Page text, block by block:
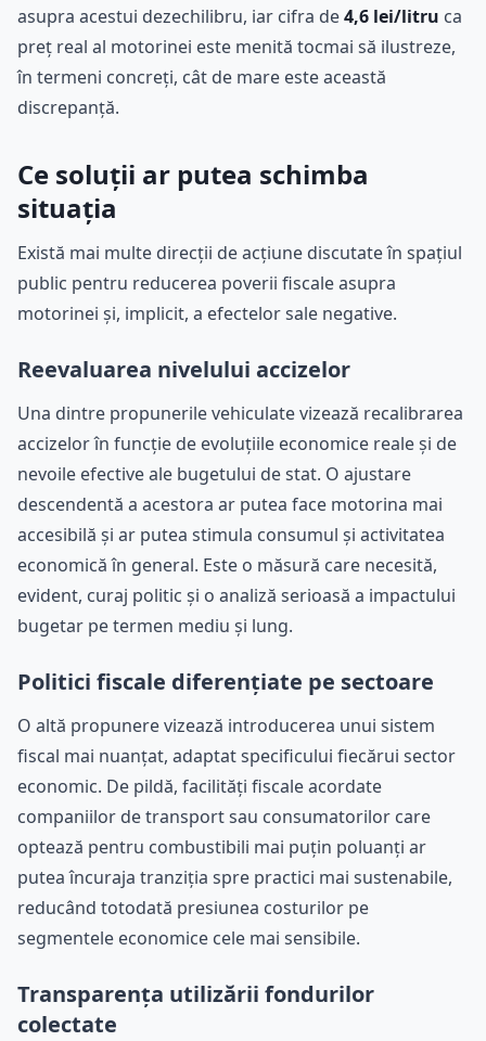
asupra acestui dezechilibru, iar cifra de4,6 lei/litru ca
preț real al motorinei este menită tocmai să ilustreze,
în termeni concreți, cât de mare este această
discrepanță.
Ce soluții ar putea schimba
situația
Există mai multe direcții de acțiune discutate în spațiul
public pentru reducerea poverii fiscale asupra
motorinei și, implicit, a efectelor sale negative.
Reevaluarea nivelului accizelor
Una dintre propunerile vehiculate vizează recalibrarea
accizelor în funcție de evoluțiile economice reale și de
nevoile efective ale bugetului de stat. O ajustare
descendentă a acestora ar putea face motorina mai
accesibilă și ar putea stimula consumul și activitatea
economică în general. Este o măsură care necesită,
evident, curaj politic și o analiză serioasă a impactului
bugetar pe termen mediu și lung.
Politici fiscale diferențiate pe sectoare
O altă propunere vizează introducerea unui sistem
fiscal mai nuanțat, adaptat specificului fiecărui sector
economic. De pildă, facilități fiscale acordate
companiilor de transport sau consumatorilor care
optează pentru combustibili mai puțin poluanți ar
putea încuraja tranziția spre practici mai sustenabile,
reducând totodată presiunea costurilor pe
segmentele economice cele mai sensibile.
Transparența utilizării fondurilor
colectate